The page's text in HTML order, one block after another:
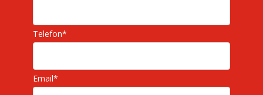
Telefon*
Email*